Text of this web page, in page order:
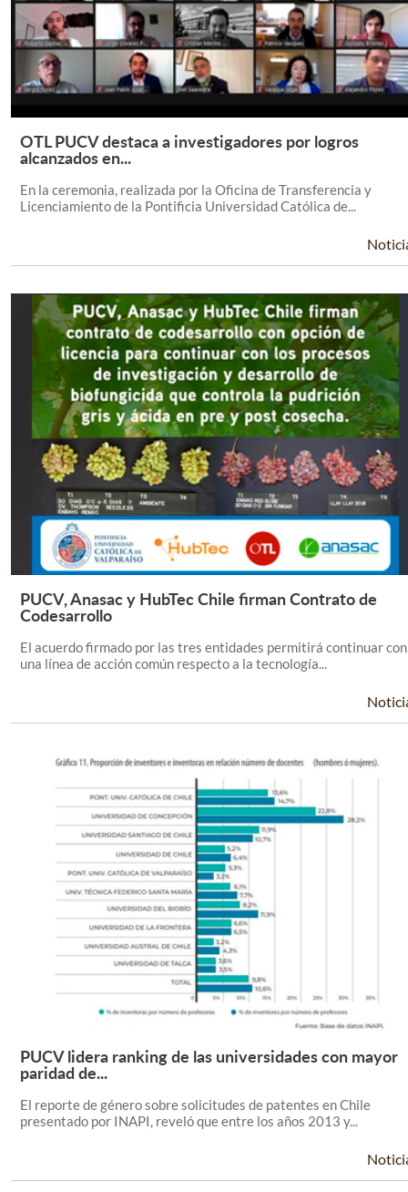
Leer Más +
OTL PUCV destaca a investigadores por logros
alcanzados en...
En la ceremonia, realizada por la Oficina de Transferencia y
Licenciamiento de la Pontificia Universidad Católica de...
Leer Más +
PUCV, Anasac y HubTec Chile firman Contrato de
Codesarrollo
El acuerdo firmado por las tres entidades permitirá continuar con
una línea de acción común respecto a la tecnología...
Leer Más +
PUCV lidera ranking de las universidades con mayor
paridad de...
El reporte de género sobre solicitudes de patentes en Chile
presentado por INAPI, reveló que entre los años 2013 y...